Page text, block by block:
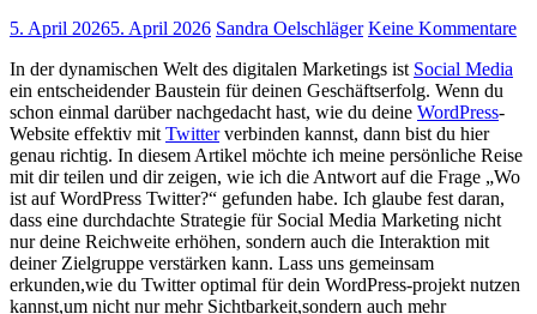
5. April 20265. April 2026 Sandra Oelschläger Keine Kommentare
In der dynamischen Welt des digitalen Marketings ist Social Media
ein ‍entscheidender Baustein für deinen Geschäftserfolg. Wenn du
‍schon einmal ‍darüber nachgedacht ⁣hast, wie du ⁤deine WordPress-
Website effektiv mit ‍Twitterverbinden ⁣kannst,⁣ dann bist​ du hier⁤
genau richtig. In ‌diesem Artikel möchte ​ich ⁢meine persönliche⁤ Reise
mit dir teilen ⁤und⁣ dir zeigen, wie⁢ ich die Antwort ‍auf ⁢die Frage „Wo
ist ⁣auf WordPress Twitter?“ gefunden habe. Ich glaube fest‍ daran,
dass eine durchdachte Strategie⁢ für ‍Social Media⁢ Marketing nicht
nur ⁤deine Reichweite⁣ erhöhen, ⁣sondern auch die ⁤Interaktion mit
⁣deiner Zielgruppe⁤ verstärken‍ kann. ​Lass uns‌ gemeinsam
erkunden,wie du Twitter⁤ optimal für‌ dein WordPress-projekt nutzen
⁤kannst,um nicht nur mehr Sichtbarkeit,sondern auch mehr